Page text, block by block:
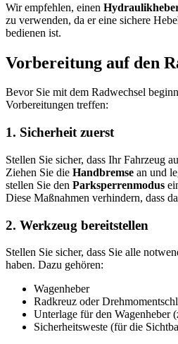
Wir empfehlen, einen
zu verwenden, da er eine sichere
bedienen ist.
Vorbereitung auf den
Bevor Sie mit dem Radwechsel
Vorbereitungen treffen:
1. Sicherheit zuerst
Stellen Sie sicher, dass Ihr Fahrzeug
Ziehen Sie die Handbremse an und
stellen Sie den Parksperrenmodus
Diese Maßnahmen verhindern, dass
2. Werkzeug bereitstellen
Stellen Sie sicher, dass Sie alle
haben. Dazu gehören:
Wagenheber
Radkreuz oder
Unterlage für den Wagenheber
Sicherheitsweste (für die